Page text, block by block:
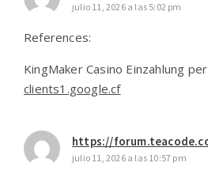
julio 11, 2026 a las 5:02 pm
References:
KingMaker Casino Einzahlung
clients1.google.cf
https://
julio 11, 2026 a las 10:57 pm